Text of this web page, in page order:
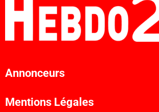
Annonceurs
Mentions Légales